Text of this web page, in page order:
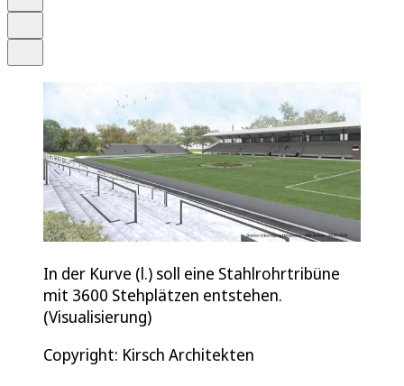
In der Kurve (l.) soll eine Stahlrohrtribüne
mit 3600 Stehplätzen entstehen.
(Visualisierung)
Copyright: Kirsch Architekten